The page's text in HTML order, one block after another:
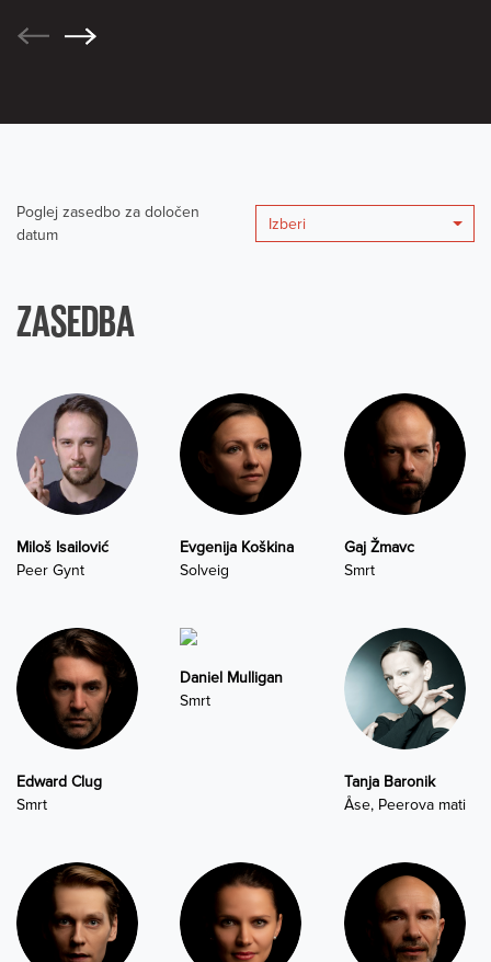
Poglej zasedbo za določen
datum
Izberi
ZASEDBA
Miloš Isailović
Peer Gynt
Evgenija Koškina
Solveig
Gaj Žmavc
Smrt
Edward Clug
Smrt
Daniel Mulligan
Smrt
Tanja Baronik
Åse, Peerova mati